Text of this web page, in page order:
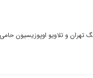
تهران و تلاویو اوپوزیسیون